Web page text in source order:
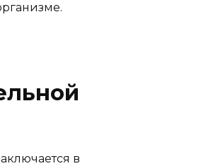
в